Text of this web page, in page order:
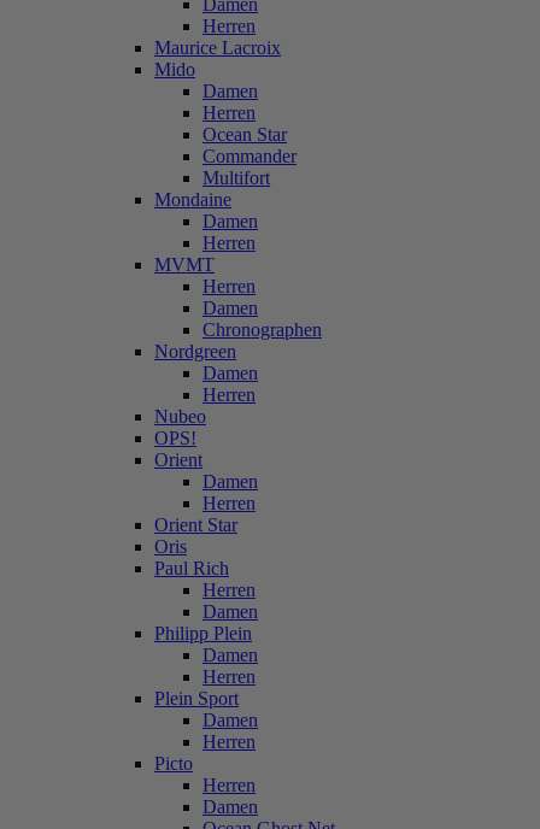
Damen
Herren
Maurice Lacroix
Mido
Damen
Herren
Ocean Star
Commander
Multifort
Mondaine
Damen
Herren
MVMT
Herren
Damen
Chronographen
Nordgreen
Damen
Herren
Nubeo
OPS!
Orient
Damen
Herren
Orient Star
Oris
Paul Rich
Herren
Damen
Philipp Plein
Damen
Herren
Plein Sport
Damen
Herren
Picto
Herren
Damen